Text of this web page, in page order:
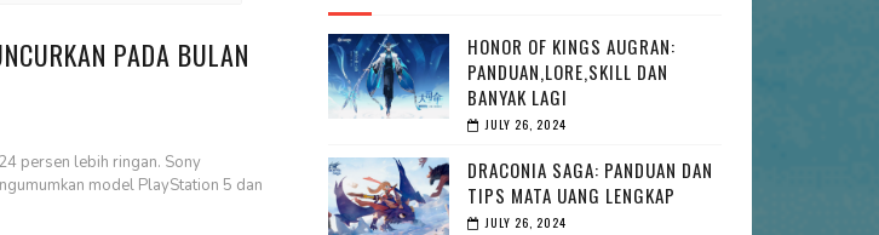
PADA BULAN
persen lebih ringan. Sony
model PlayStation 5 dan
HONOR OF KINGS AUGRAN:
PANDUAN,LORE,SKILL DAN
BANYAK LAGI
JULY 26, 2024
DRACONIA SAGA: PANDUAN DAN
TIPS MATA UANG LENGKAP
JULY 26, 2024